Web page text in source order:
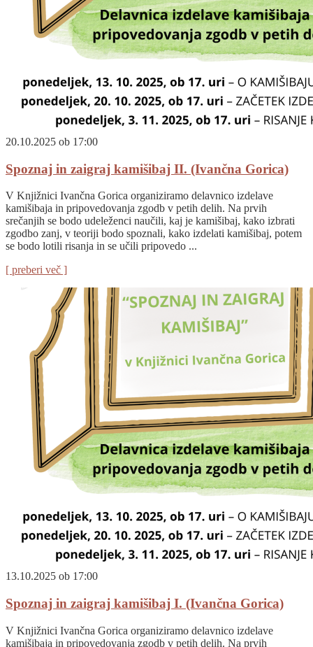
20.10.2025 ob 17:00
Spoznaj in zaigraj kamišibaj II. (Ivančna Gorica)
V Knjižnici Ivančna Gorica organiziramo delavnico izdelave
kamišibaja in pripovedovanja zgodb v petih delih. Na prvih
srečanjih se bodo udeleženci naučili, kaj je kamišibaj, kako izbrati
zgodbo zanj, v teoriji bodo spoznali, kako izdelati kamišibaj, potem
se bodo lotili risanja in se učili pripovedo ...
[ preberi več ]
13.10.2025 ob 17:00
Spoznaj in zaigraj kamišibaj I. (Ivančna Gorica)
V Knjižnici Ivančna Gorica organiziramo delavnico izdelave
kamišibaja in pripovedovanja zgodb v petih delih. Na prvih